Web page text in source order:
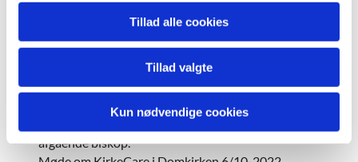
Tillad alle cookies
Tillad valgte
Kun nødvendige cookies
MR-medlemmer modtager stemmeseddel til
bispevalget i e-boks.
afgående biskop.